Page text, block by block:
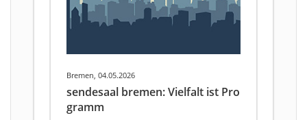
Bremen, 04.05.2026
sendesaal bremen: Vielfalt ist Pro
gramm